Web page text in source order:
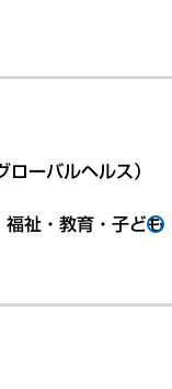
ーバルヘルス）
福祉・教育・子ども